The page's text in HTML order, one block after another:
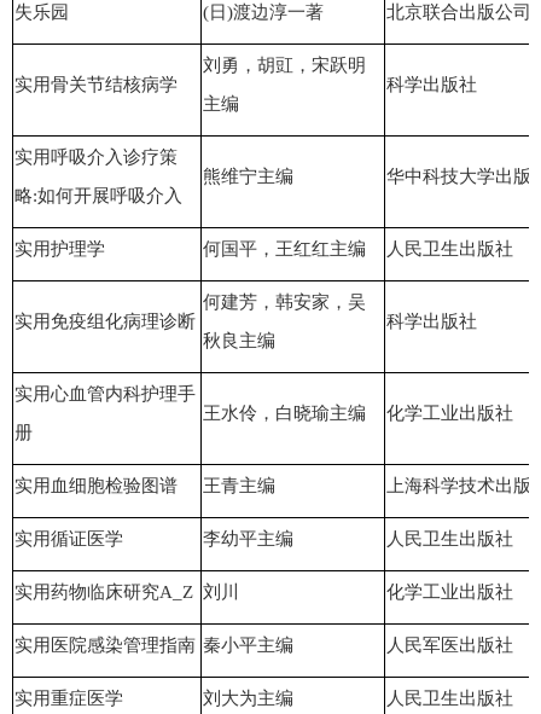
失乐园 (日)渡边淳一著 北京联合出版公司
实用骨关节结核病学
刘勇，胡豇，宋跃明
主编
科学出版社
实用呼吸介入诊疗策
略:如何开展呼吸介入
熊维宁主编 华中科技大学出版
实用护理学 何国平，王红红主编 人民卫生出版社
实用免疫组化病理诊断
何建芳，韩安家，吴
秋良主编
科学出版社
实用心血管内科护理手
册
王水伶，白晓瑜主编 化学工业出版社
实用血细胞检验图谱 王青主编 上海科学技术出版
实用循证医学 李幼平主编 人民卫生出版社
实用药物临床研究A_Z 刘川 化学工业出版社
实用医院感染管理指南 秦小平主编 人民军医出版社
实用重症医学 刘大为主编 人民卫生出版社